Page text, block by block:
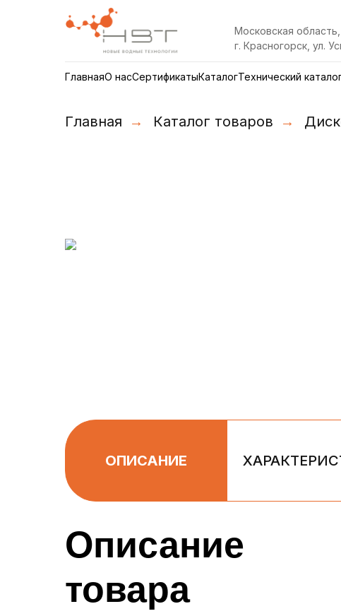
ГлавнаяО насСертификатыКаталогТехнический
Московская область,
г. Красногорск, ул.
Главная → Каталог товаров →
ОПИСАНИЕ
Описание
товара